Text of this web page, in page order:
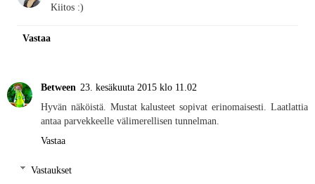
Kiitos :)
Vastaa
Between 23. kesäkuuta 2015 klo 11.02
Hyvän näköistä. Mustat kalusteet sopivat erinomaisesti. Laatlattia
antaa parvekkeelle välimerellisen tunnelman.
Vastaa
Vastaukset